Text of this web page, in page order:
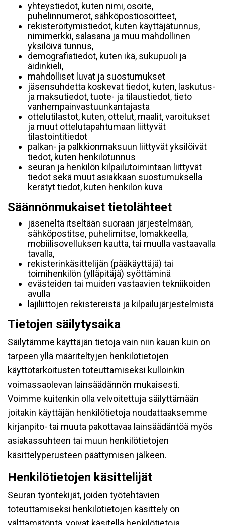
yhteystiedot, kuten nimi, osoite,
puhelinnumerot, sähköpostiosoitteet,
rekisteröitymistiedot, kuten käyttäjätunnus,
nimimerkki, salasana ja muu mahdollinen
yksilöivä tunnus,
demografiatiedot, kuten ikä, sukupuoli ja
äidinkieli,
mahdolliset luvat ja suostumukset
jäsensuhdetta koskevat tiedot, kuten, laskutus-
ja maksutiedot, tuote- ja tilaustiedot, tieto
vanhempainvastuunkantajasta
ottelutilastot, kuten, ottelut, maalit, varoitukset
ja muut ottelutapahtumaan liittyvät
tilastointitiedot
palkan- ja palkkionmaksuun liittyvät yksilöivät
tiedot, kuten henkilötunnus
seuran ja henkilön kilpailutoimintaan liittyvät
tiedot sekä muut asiakkaan suostumuksella
kerätyt tiedot, kuten henkilön kuva
Säännönmukaiset tietolähteet
jäseneltä itseltään suoraan järjestelmään,
sähköpostitse, puhelimitse, lomakkeella,
mobiilisovelluksen kautta, tai muulla vastaavalla
tavalla,
rekisterinkäsittelijän (pääkäyttäjä) tai
toimihenkilön (ylläpitäjä) syöttäminä
evästeiden tai muiden vastaavien tekniikoiden
avulla
lajiliittojen rekistereistä ja kilpailujärjestelmistä
Tietojen säilytysaika
Säilytämme käyttäjän tietoja vain niin kauan kuin on
tarpeen yllä määriteltyjen henkilötietojen
käyttötarkoitusten toteuttamiseksi kulloinkin
voimassaolevan lainsäädännön mukaisesti.
Voimme kuitenkin olla velvoitettuja säilyttämään
joitakin käyttäjän henkilötietoja noudattaaksemme
kirjanpito- tai muuta pakottavaa lainsäädäntöä myös
asiakassuhteen tai muun henkilötietojen
käsittelyperusteen päättymisen jälkeen.
Henkilötietojen käsittelijät
Seuran työntekijät, joiden työtehtävien
toteuttamiseksi henkilötietojen käsittely on